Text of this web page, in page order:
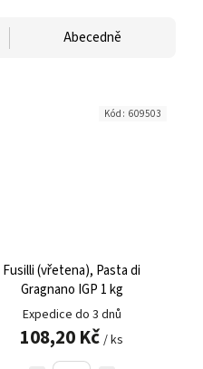
Abecedně
Fusilli (vřetena), Pasta di
Gragnano IGP 1 kg
Expedice do 3 dnů
108,20 Kč / ks
Kód: 609503